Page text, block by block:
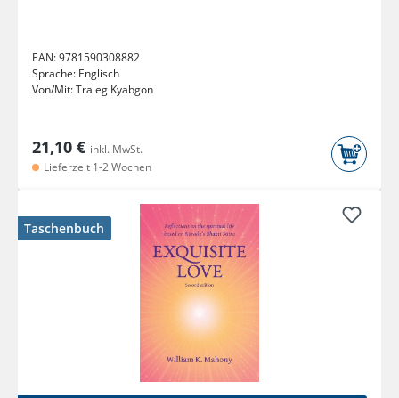
EAN:9781590308882
Sprache: Englisch
Von/Mit:Traleg Kyabgon
21,10 € inkl. MwSt.
Lieferzeit 1-2 Wochen
Taschenbuch